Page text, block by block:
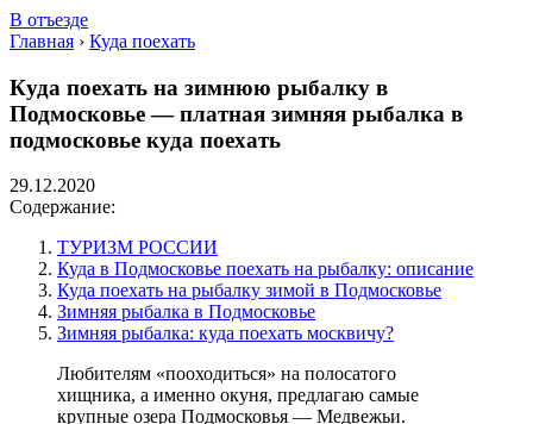
В отъезде
Главная › Куда поехать
Куда поехать на зимнюю рыбалку в
Подмосковье — платная зимняя рыбалка в
подмосковье куда поехать
29.12.2020
Содержание:
ТУРИЗМ РОССИИ
Куда в Подмосковье поехать на рыбалку: описание
Куда поехать на рыбалку зимой в Подмосковье
Зимняя рыбалка в Подмосковье
Зимняя рыбалка: куда поехать москвичу?
Любителям «пооходиться» на полосатого
хищника, а именно окуня, предлагаю самые
крупные озера Подмосковья — Медвежьи.